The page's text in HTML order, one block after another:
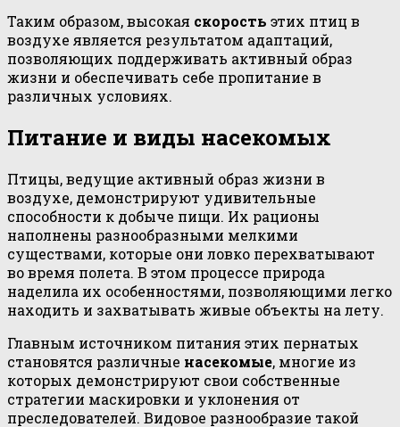
Таким образом, высокая скорость этих птиц в
воздухе является результатом адаптаций,
позволяющих поддерживать активный образ
жизни и обеспечивать себе пропитание в
различных условиях.
Питание и виды насекомых
Птицы, ведущие активный образ жизни в
воздухе, демонстрируют удивительные
способности к добыче пищи. Их рационы
наполнены разнообразными мелкими
существами, которые они ловко перехватывают
во время полета. В этом процессе природа
наделила их особенностями, позволяющими легко
находить и захватывать живые объекты на лету.
Главным источником питания этих пернатых
становятся различные насекомые, многие из
которых демонстрируют свои собственные
стратегии маскировки и уклонения от
преследователей. Видовое разнообразие такой